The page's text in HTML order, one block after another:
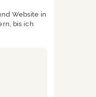
Website in
bis ich